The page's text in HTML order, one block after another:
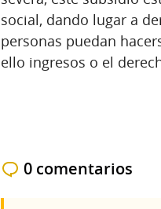
social, dando lugar a
personas puedan
ello ingresos o el
0 comentarios